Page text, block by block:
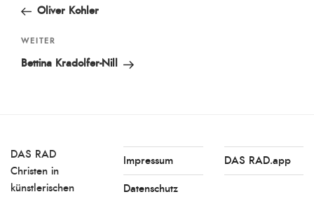
BeitragOliver Kohler
Nächster
Beitrag
WEITER
Bettina Kradolfer-Nill
DAS RAD
Christen in
künstlerischen
Impressum
Datenschutz
DAS RAD.app